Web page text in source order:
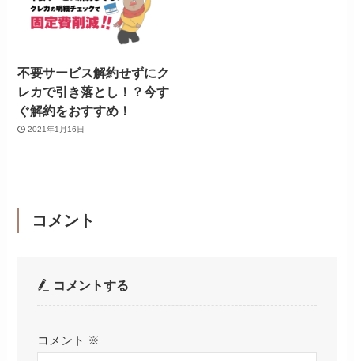
不要サービス解約せずにク
レカで引き落とし！？今す
ぐ解約をおすすめ！
2021年1月16日
コメント
コメントする
コメント ※